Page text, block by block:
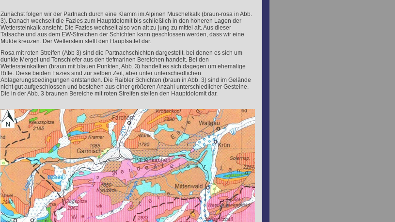
Zunächst folgen wir der Partnach durch eine Klamm im Alpinen Muschelkalk (braun-rosa in Abb.
3). Danach wechselt die Fazies zum Hauptdolomit bis schließlich in den höheren Lagen der
Wettersteinkalk ansteht. Die Fazies wechselt also von alt zu jung zu mittel alt. Aus dieser
Tatsache und aus dem EW-Streichen der Schichten kann geschlossen werden, dass wir eine
Mulde kreuzen. Der Wetterstein stellt den Hauptsattel dar.
Rosa mit roten Streifen (Abb 3) sind die Partnachschichten dargestellt, bei denen es sich um
dunkle Mergel und Tonschiefer aus den tiefmarinen Bereichen handelt. Bei den
Wettersteinkalken (braun mit blauen Punkten, Abb. 3) handelt es sich dagegen um ehemalige
Riffe. Diese beiden Fazies sind zur selben Zeit, aber unter unterschiedlichen
Ablagerungsbedingungen entstanden. Die Raibler Schichten (braun in Abb. 3) sind im Gelände
nicht gut aufgeschlossen und bestehen aus einer größeren Anzahl unterschiedlicher Gesteine.
Die in der Abb. 3 braunen Bereiche mit roten Streifen stellen den Hauptdolomit dar.